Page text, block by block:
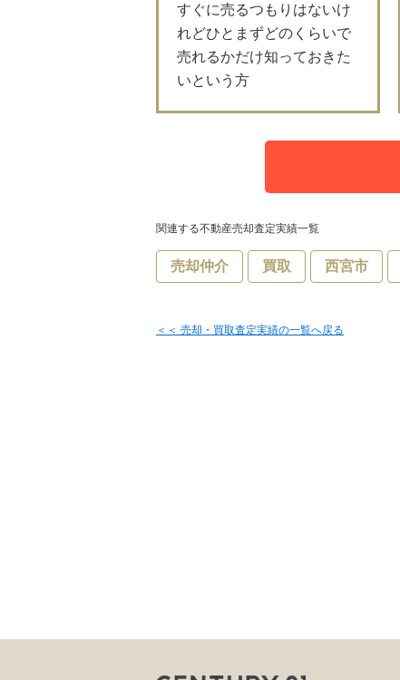
すぐに売るつもりはないけ
れどひとまずどのくらいで
売れるかだけ知っておきた
いという方
関連する不動産売却査定実績一覧
売却仲介 買取 西宮市
＜＜ 売却・買取査定実績の一覧へ戻る